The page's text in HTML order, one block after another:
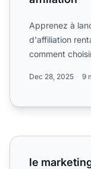
Apprenez à
d'affiliation
comment
Dec 28, 2025 9
le marketing
le